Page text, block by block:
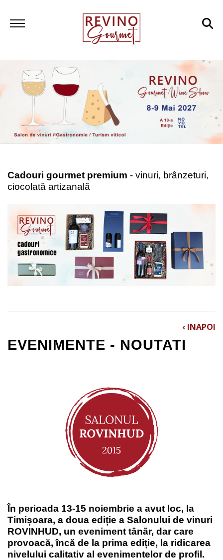
Cadouri gourmet premium - vinuri, brânzeturi,
ciocolată artizanală
EVENIMENTE - NOUTATI
‹ INAPOI
În perioada 13-15 noiembrie a avut loc, la
Timișoara, a doua ediție a Salonului de vinuri
ROVINHUD, un eveniment tânăr, dar care
provoacă, încă de la prima ediție, la ridicarea
nivelului calitativ al evenimentelor de profil.